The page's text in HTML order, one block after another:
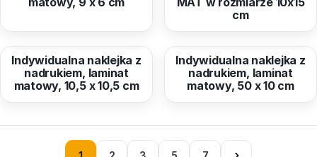
cm
Indywidualna naklejka z
nadrukiem, laminat
matowy, 10,5 x 10,5 cm
Indywidualna naklejka z
nadrukiem, laminat
matowy, 50 x 10 cm